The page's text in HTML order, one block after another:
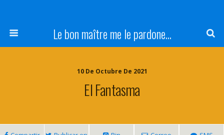
Le bon maître me le pardone...
10 De Octubre De 2021
El Fantasma